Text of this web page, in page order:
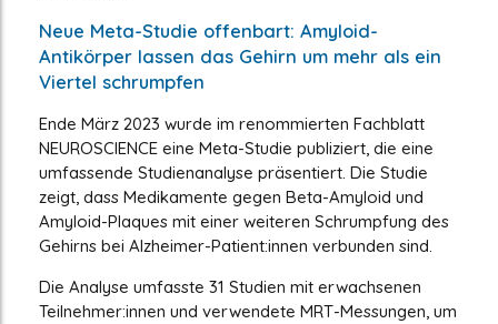
Neue Meta-Studie offenbart: Amyloid-
Antikörper lassen das Gehirn um mehr als ein
Viertel schrumpfen
Ende März 2023 wurde im renommierten Fachblatt
NEUROSCIENCE eine Meta-Studie publiziert, die eine
umfassende Studienanalyse präsentiert. Die Studie
zeigt, dass Medikamente gegen Beta-Amyloid und
Amyloid-Plaques mit einer weiteren Schrumpfung des
Gehirns bei Alzheimer-Patient:innen verbunden sind.
Die Analyse umfasste 31 Studien mit erwachsenen
Teilnehmer:innen und verwendete MRT-Messungen, um